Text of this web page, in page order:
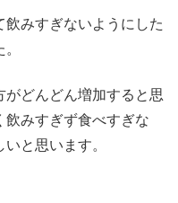
みすぎないようにした
がどんどん増加すると思
飲みすぎず食べすぎな
と思います。